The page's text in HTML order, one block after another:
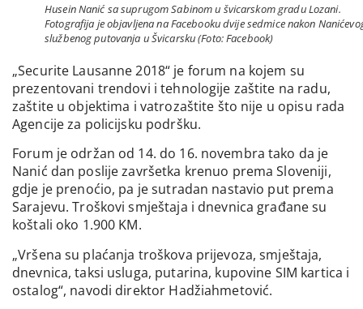
Husein Nanić sa suprugom Sabinom u švicarskom gradu Lozani.
Fotografija je objavljena na Facebooku dvije sedmice nakon
službenog putovanja u Švicarsku (Foto: Facebook)
„Securite Lausanne 2018“ je forum na kojem su
prezentovani trendovi i tehnologije zaštite na radu,
zaštite u objektima i vatrozaštite što nije u opisu rada
Agencije za policijsku podršku.
Forum je održan od 14. do 16. novembra tako da je
Nanić dan poslije završetka krenuo prema Sloveniji,
gdje je prenoćio, pa je sutradan nastavio put prema
Sarajevu. Troškovi smještaja i dnevnica građane su
koštali oko 1.900 KM.
„Vršena su plaćanja troškova prijevoza, smještaja,
dnevnica, taksi usluga, putarina, kupovine SIM kartica i
ostalog“, navodi direktor Hadžiahmetović.